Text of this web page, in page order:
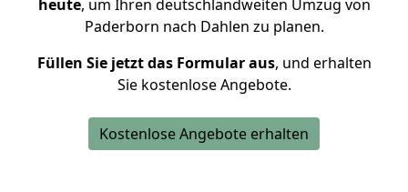
heute, um Ihren deutschlandweiten Umzug von
Paderborn nach Dahlen zu planen.
Füllen Sie jetzt das Formular aus, und erhalten
Sie kostenlose Angebote.
Kostenlose Angebote erhalten